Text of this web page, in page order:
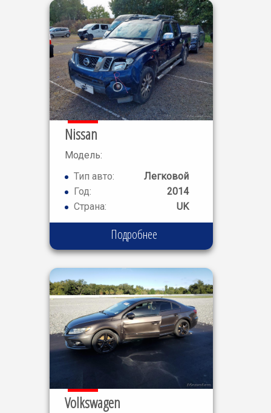
Nissan
Модель:
NAVARA
OUT
Тип авто:
Легковой
Год:
2014
Страна:
UK
Подробнее
Volkswagen